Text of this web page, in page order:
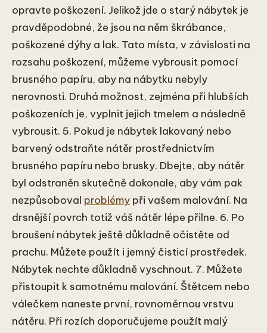
opravte poškození. Jelikož jde o starý nábytek je
pravděpodobné, že jsou na něm škrábance,
poškozené dýhy a lak. Tato místa, v závislosti na
rozsahu poškození, můžeme vybrousit pomocí
brusného papíru, aby na nábytku nebyly
nerovnosti. Druhá možnost, zejména při hlubších
poškozeních je, vyplnit jejich tmelem a následně
vybrousit. 5. Pokud je nábytek lakovaný nebo
barvený odstraňte nátěr prostřednictvím
brusného papíru nebo brusky. Dbejte, aby nátěr
byl odstraněn skutečně dokonale, aby vám pak
nezpůsoboval problémy při vašem malování. Na
drsnější povrch totiž váš nátěr lépe přilne. 6. Po
broušení nábytek ještě důkladně očistěte od
prachu. Můžete použít i jemný čisticí prostředek.
Nábytek nechte důkladně vyschnout. 7. Můžete
přistoupit k samotnému malování. Štětcem nebo
válečkem naneste první, rovnoměrnou vrstvu
nátěru. Při rozích doporučujeme použít malý